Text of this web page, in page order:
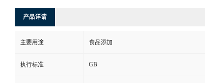
产品详请
主要用途 食品添加
执行标准 GB